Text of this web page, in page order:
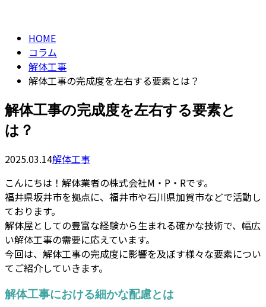
HOME
コラム
解体工事
解体工事の完成度を左右する要素とは？
解体工事の完成度を左右する要素と
は？
2025.03.14解体工事
こんにちは！解体業者の株式会社M・P・Rです。
福井県坂井市を拠点に、福井市や石川県加賀市などで活動し
ております。
解体屋としての豊富な経験から生まれる確かな技術で、幅広
い解体工事の需要に応えています。
今回は、解体工事の完成度に影響を及ぼす様々な要素につい
てご紹介していきます。
解体工事における細かな配慮とは